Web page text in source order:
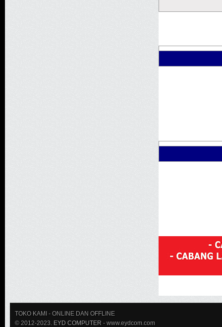
TOKO KAMI - ONLINE DAN OFFLINE
© 2012-2023. EYD COMPUTER - www.eydcom.com